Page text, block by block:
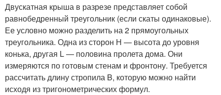
Двускатная крыша в разрезе представляет собой
равнобедренный треугольник (если скаты одинаковые).
Ее условно можно разделить на 2 прямоугольных
треугольника. Одна из сторон Н — высота до уровня
конька, другая L — половина пролета дома. Они
измеряются по готовым стенам и фронтону. Требуется
рассчитать длину стропила B, которую можно найти
исходя из тригонометрических формул.